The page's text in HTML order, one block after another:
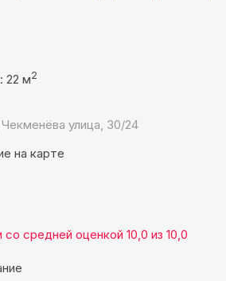
22 м2
улица, 30/24
на карте
со средней оценкой 10,0 из 10,0